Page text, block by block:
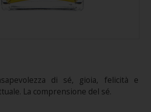
di sé, gioia, felicità e
La comprensione del sé.